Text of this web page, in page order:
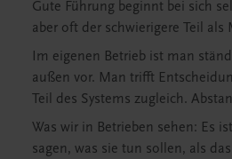
Gute Führung beginnt bei sich
aber oft der schwierigere Teil
Im eigenen Betrieb ist man
außen vor. Man trifft
Teil des Systems zugleich.
Was wir in Betrieben sehen: Es
sagen, was sie tun sollen, als